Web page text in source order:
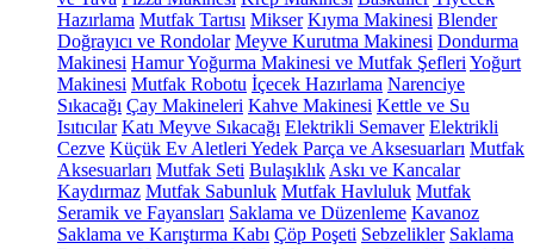
Hazırlama Mutfak Tartısı Mikser Kıyma Makinesi Blender
Doğrayıcı ve Rondolar Meyve Kurutma Makinesi Dondurma
Makinesi Hamur Yoğurma Makinesi ve Mutfak Şefleri Yoğurt
Makinesi Mutfak Robotu İçecek Hazırlama Narenciye
Sıkacağı Çay Makineleri Kahve Makinesi Kettle ve Su
Isıtıcılar Katı Meyve Sıkacağı Elektrikli Semaver Elektrikli
Cezve Küçük Ev Aletleri Yedek Parça ve Aksesuarları Mutfak
Aksesuarları Mutfak Seti Bulaşıklık Askı ve Kancalar
Kaydırmaz Mutfak Sabunluk Mutfak Havluluk Mutfak
Seramik ve Fayansları Saklama ve Düzenleme Kavanoz
Saklama ve Karıştırma Kabı Çöp Poşeti Sebzelikler Saklama